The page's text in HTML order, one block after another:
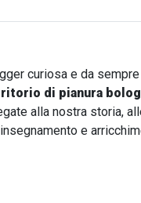
curiosa e da
di pianura
alla nostra storia,
e